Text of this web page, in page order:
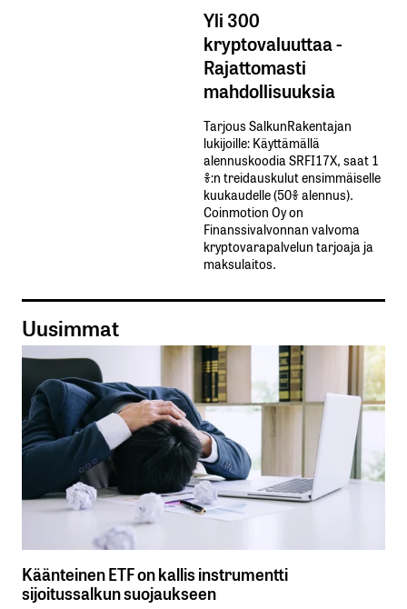
Yli 300
kryptovaluuttaa -
Rajattomasti
mahdollisuuksia
Tarjous SalkunRakentajan
lukijoille: Käyttämällä​ ​
alennuskoodia​ ​SRFI17X,​ ​saat​ ​1
%:n treidauskulut​ ​ensimmäiselle​ ​
kuukaudelle​ ​(50%​ ​alennus).
Coinmotion Oy on
Finanssivalvonnan valvoma
kryptovarapalvelun tarjoaja ja
maksulaitos.
Uusimmat
Käänteinen ETF on kallis instrumentti
sijoitussalkun suojaukseen